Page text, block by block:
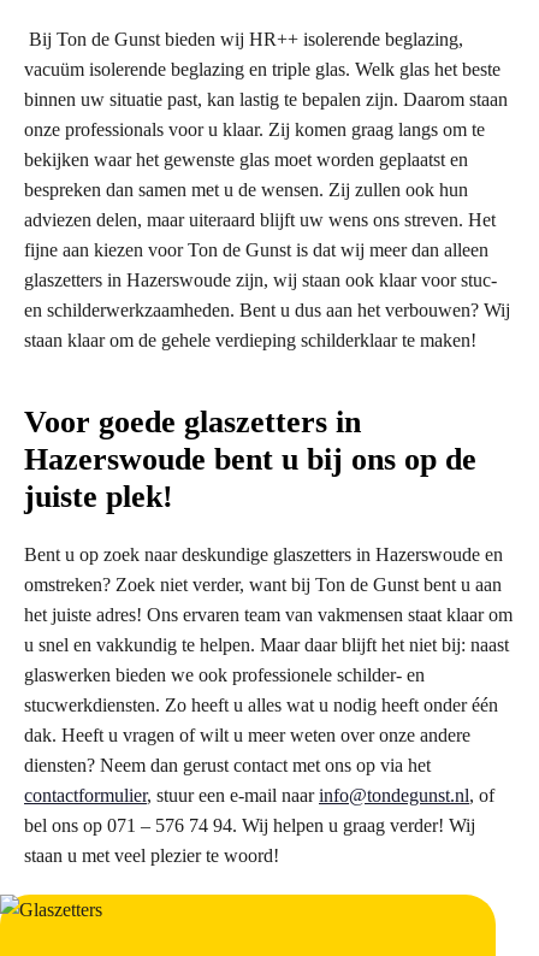
Bij Ton de Gunst bieden wij HR++ isolerende beglazing,
vacuüm isolerende beglazing en triple glas. Welk glas het beste
binnen uw situatie past, kan lastig te bepalen zijn. Daarom staan
onze professionals voor u klaar. Zij komen graag langs om te
bekijken waar het gewenste glas moet worden geplaatst en
bespreken dan samen met u de wensen. Zij zullen ook hun
adviezen delen, maar uiteraard blijft uw wens ons streven. Het
fijne aan kiezen voor Ton de Gunst is dat wij meer dan alleen
glaszetters in Hazerswoude zijn, wij staan ook klaar voor stuc-
en schilderwerkzaamheden. Bent u dus aan het verbouwen? Wij
staan klaar om de gehele verdieping schilderklaar te maken!
Voor goede glaszetters in
Hazerswoude bent u bij ons op de
juiste plek!
Bent u op zoek naar deskundige glaszetters in Hazerswoude en
omstreken? Zoek niet verder, want bij Ton de Gunst bent u aan
het juiste adres! Ons ervaren team van vakmensen staat klaar om
u snel en vakkundig te helpen. Maar daar blijft het niet bij: naast
glaswerken bieden we ook professionele schilder- en
stucwerkdiensten. Zo heeft u alles wat u nodig heeft onder één
dak. Heeft u vragen of wilt u meer weten over onze andere
diensten? Neem dan gerust contact met ons op via het
contactformulier, stuur een e-mail naarinfo@tondegunst.nl, of
bel ons op 071 – 576 74 94. Wij helpen u graag verder! Wij
staan u met veel plezier te woord!